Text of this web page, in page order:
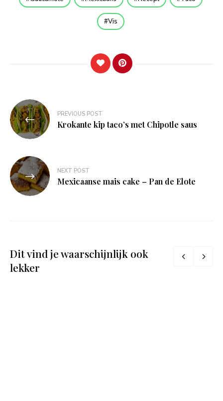
Vis
Bericht
navigatie
PREVIOUS POST
Krokante kip taco’s met Chipotle saus
NEXT POST
Mexicaanse mais cake – Pan de Elote
Dit vind je waarschijnlijk ook
lekker